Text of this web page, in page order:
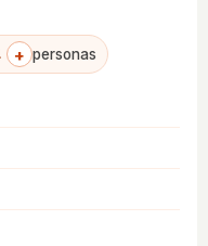
+ personas